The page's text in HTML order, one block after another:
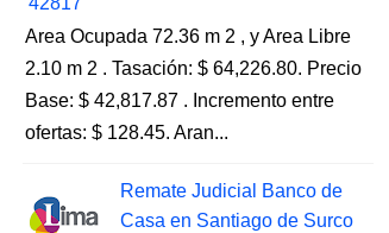
Area Ocupada 72.36 m 2 , y Area Libre
2.10 m 2 . Tasación: $ 64,226.80. Precio
Base: $ 42,817.87 . Incremento entre
ofertas: $ 128.45. Aran...
Remate Judicial Banco de
Casa en Santiago de Surco